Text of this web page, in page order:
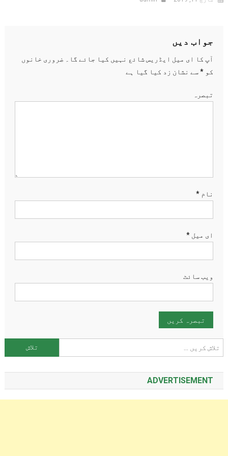
جواب دیں
آپ کا ای میل ایڈریس شائع نہیں کیا جائے گا۔
ضروری خانوں
کو *سے نشان زد کیا گیا ہے
تبصرہ
نام *
ای میل *
ویب‌ سائٹ
تلاش کریں:
ADVERTISEMENT